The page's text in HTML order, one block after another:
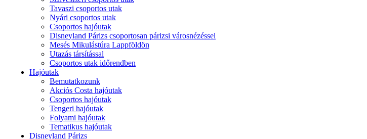
Tavaszi csoportos utak
Nyári csoportos utak
Csoportos hajóutak
Disneyland Párizs csoportosan párizsi városnézéssel
Mesés Mikulástúra Lappföldön
Utazás társítással
Csoportos utak időrendben
Hajóutak
Bemutatkozunk
Akciós Costa hajóutak
Csoportos hajóutak
Tengeri hajóutak
Folyami hajóutak
Tematikus hajóutak
Disneyland Párizs